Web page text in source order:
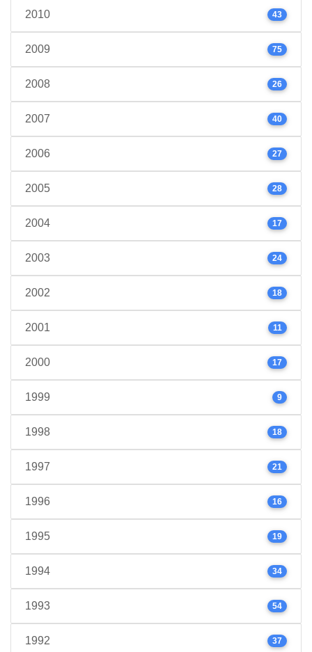
2010 43
2009 75
2008 26
2007 40
2006 27
2005 28
2004 17
2003 24
2002 18
2001 11
2000 17
1999 9
1998 18
1997 21
1996 16
1995 19
1994 34
1993 54
1992 37